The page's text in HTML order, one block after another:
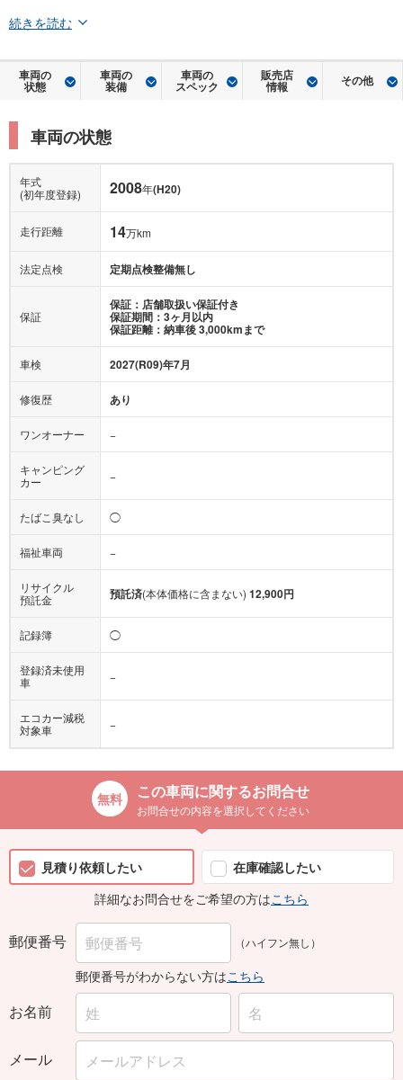
続きを読む
車両の
状態
車両の
装備
車両の
スペック
販売店
情報 その他
車両の状態
年式
(初年度登録)
2008年(H20)
走行距離 14万km
法定点検 定期点検整備無し
保証
保証：店舗取扱い保証付き
保証期間：3ヶ月以内
保証距離：納車後 3,000kmまで
車検 2027(R09)年7月
修復歴 あり
ワンオーナー −
キャンピング
カー
−
たばこ臭なし ◯
福祉車両 −
リサイクル
預託金
預託済(本体価格に含まない) 12,900円
記録簿 ◯
登録済未使用
車
−
エコカー減税
対象車
−
この車両に関するお問合せ
お問合せの内容を選択してください
見積り依頼したい
在庫確認したい
詳細なお問合せをご希望の方はこちら
郵便番号 （ハイフン無し）
郵便番号がわからない方はこちら
お名前
メール